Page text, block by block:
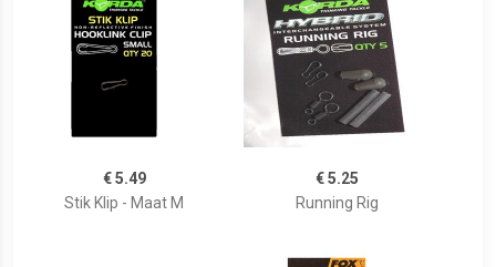
€ 5.49
Stik Klip - Maat M
€ 5.25
Running Rig